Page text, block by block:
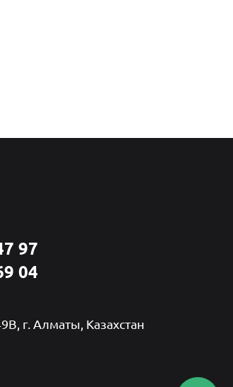
97
04
г. Алматы, Казахстан